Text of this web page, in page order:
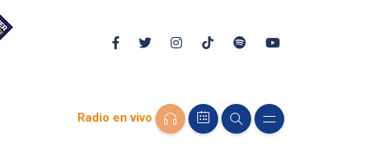
Radio en vivo